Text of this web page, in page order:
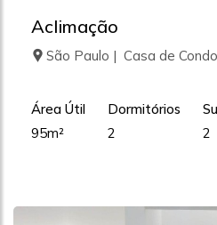
Aclimação
São Paulo | Casa de
Área Útil
95m²
Dormitórios
2
2